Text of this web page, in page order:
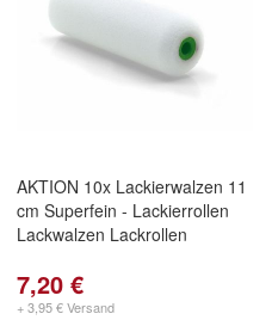
AKTION 10x Lackierwalzen 11
cm Superfein - Lackierrollen
Lackwalzen Lackrollen
7,20 €
+ 3,95 € Versand